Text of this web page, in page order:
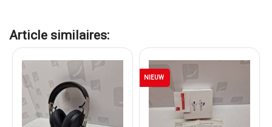
Article similaires:
NIEUW